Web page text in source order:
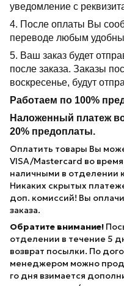
уведомление с
4. После оплаты Вы
переводе любым
5. Ваш заказ будет
после заказа. Заказы
воскресенье, будут
Работаем по 100%
Наложенный платеж
20% предоплаты.
Оплатить товары Вы
VISA/Mastercard во
наличными в отделении
Никаких скрытых
доп. комиссий! Вы
заказа.
Обратите внимание!
отделении в течение 5
возврат посылки. По
менеджером можно
го дня взимается